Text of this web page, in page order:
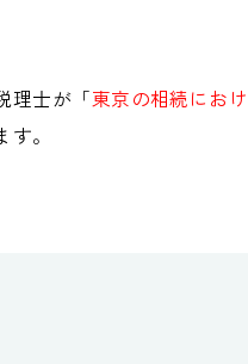
理士が「東京の相続におけ
。